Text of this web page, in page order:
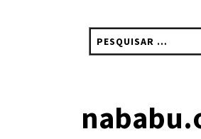
por: